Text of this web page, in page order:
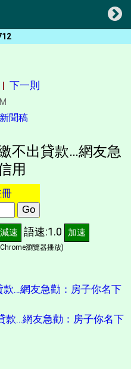
| 下一則
聞稿
不出貸款…網友急
用
減速 語速:1.0 加速
瀏覽器播放)
…網友急勸：房子你名下
款…網友急勸：房子你名下